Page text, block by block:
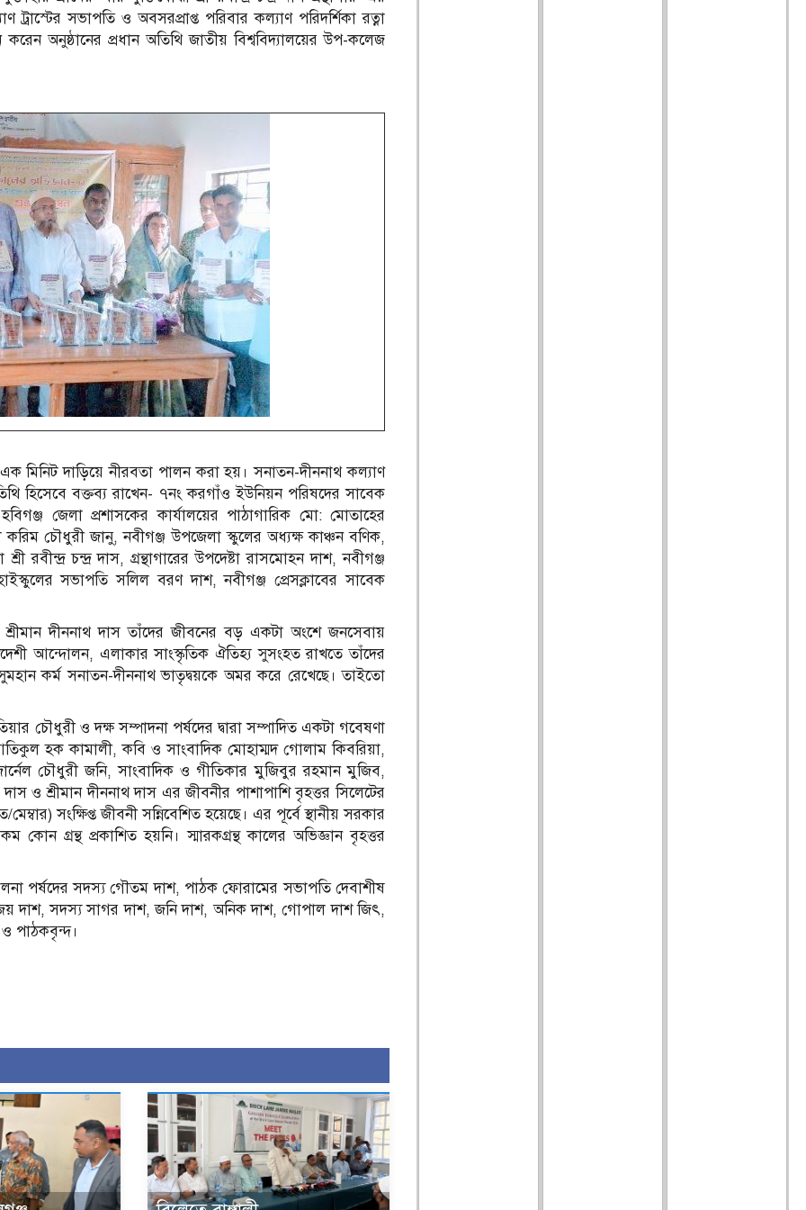
সভাপতি ও অবসরপ্রাপ্ত পরিবার কল্যাণ পরিদর্শিকা রত্না
অনুষ্ঠানের প্রধান অতিথি জাতীয় বিশ্ববিদ্যালয়ের উপ-কলেজ
মিনিট দাড়িয়ে নীরবতা পালন করা হয়। সনাতন-দীননাথ কল্যাণ
হিসেবে বক্তব্য রাখেন- ৭নং করগাঁও ইউনিয়ন পরিষদের সাবেক
জেলা প্রশাসকের কার্যালয়ের পাঠাগারিক মো: মোতাহের
চৌধুরী জানু, নবীগঞ্জ উপজেলা স্কুলের অধ্যক্ষ কাঞ্চন বণিক,
চন্দ্র দাস, গ্রন্থাগারের উপদেষ্টা রাসমোহন দাশ, নবীগঞ্জ
সভাপতি সলিল বরণ দাশ, নবীগঞ্জ প্রেসক্লাবের সাবেক
দীননাথ দাস তাঁদের জীবনের বড় একটা অংশে জনসেবায়
আন্দোলন, এলাকার সাংস্কৃতিক ঐতিহ্য সুসংহত রাখতে তাঁদের
কর্ম সনাতন-দীননাথ ভাতৃদ্বয়কে অমর করে রেখেছে। তাইতো
চৌধুরী ও দক্ষ সম্পাদনা পর্ষদের দ্বারা সম্পাদিত একটা গবেষণা
হক কামালী, কবি ও সাংবাদিক মোহাম্মদ গোলাম কিবরিয়া,
চৌধুরী জনি, সাংবাদিক ও গীতিকার মুজিবুর রহমান মুজিব,
ও শ্রীমান দীননাথ দাস এর জীবনীর পাশাপাশি বৃহত্তর সিলেটের
সংক্ষিপ্ত জীবনী সন্নিবেশিত হয়েছে। এর পূর্বে স্থানীয় সরকার
কোন গ্রন্থ প্রকাশিত হয়নি। স্মারকগ্রন্থ কালের অভিজ্ঞান বৃহত্তর
পর্ষদের সদস্য গৌতম দাশ, পাঠক ফোরামের সভাপতি দেবাশীষ
দাশ, সদস্য সাগর দাশ, জনি দাশ, অনিক দাশ, গোপাল দাশ জিৎ,
পাঠকবৃন্দ।